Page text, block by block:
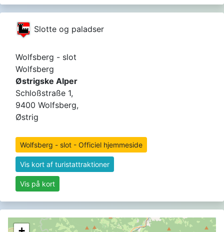
Slotte og paladser
Wolfsberg - slot
Wolfsberg
Østrigske Alper
Schloßstraße 1,
9400 Wolfsberg,
Østrig
Wolfsberg - slot - Officiel hjemmeside
Vis kort af turistattraktioner
Vis på kort